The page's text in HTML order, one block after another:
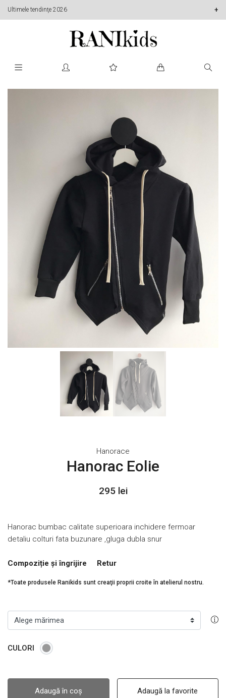
Ultimele tendinţe 2026
Hanorace
Hanorac Eolie
295 lei
Hanorac bumbac calitate superioara inchidere fermoar
detaliu colturi fata buzunare ,gluga dubla snur
Compoziție și îngrijire Retur
*Toate produsele Ranikids sunt creaţii proprii croite în atelierul nostru.
CULORI
Adaugă în coș Adaugă la favorite